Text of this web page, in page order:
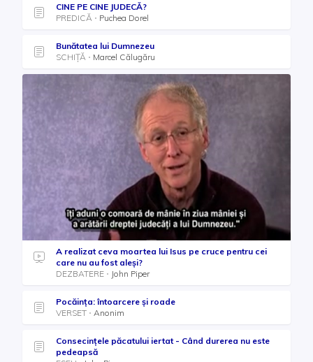
CINE PE CINE JUDECĂ?
PREDICĂ
Puchea Dorel
Bunătatea lui Dumnezeu
SCHIȚĂ
Marcel Călugăru
A realizat ceva moartea lui Isus pe cruce pentru cei
care nu au fost aleși?
DEZBATERE
John Piper
Pocăința: întoarcere și roade
VERSET
Anonim
Consecințele păcatului iertat - Când durerea nu este
pedeapsă